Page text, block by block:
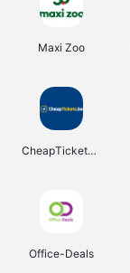
Maxi Zoo
CheapTickets.be
Office-Deals